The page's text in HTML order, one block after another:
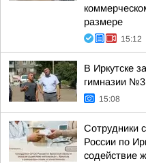
размере
15:12
В Иркутске
гимназии №3
15:08
Сотрудники
России по
содействие